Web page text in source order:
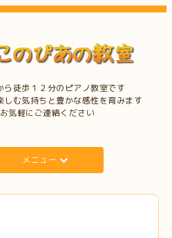
ら徒歩１２分のピアノ教室です
しむ気持ちと豊かな感性を育みます
気軽にご連絡ください
メニュー